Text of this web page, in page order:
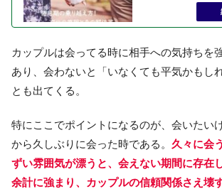
カップルは会ってる時に相手への気持ちを
あり、会わないと「いなくても平気かもし
とも出てくる。
特にここでポイントになるのが、会いたい
から久しぶりに会った時である。 久々に会
ずい雰囲気が漂うと、会えない期間に存在
余計に強まり、カップルの信頼関係さえ壊